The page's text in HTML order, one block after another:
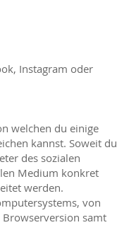
Instagram oder
welchen du einige
kannst. Soweit du
des sozialen
Medium konkret
werden.
von
Browserversion samt